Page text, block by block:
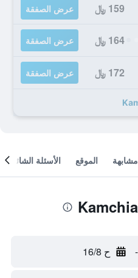
159 ﷼ عرض الصفقة
164 ﷼ عرض الصفقة
172 ﷼ عرض الصفقة
الموقع الأسئلة الشائعة
- ح 16/8